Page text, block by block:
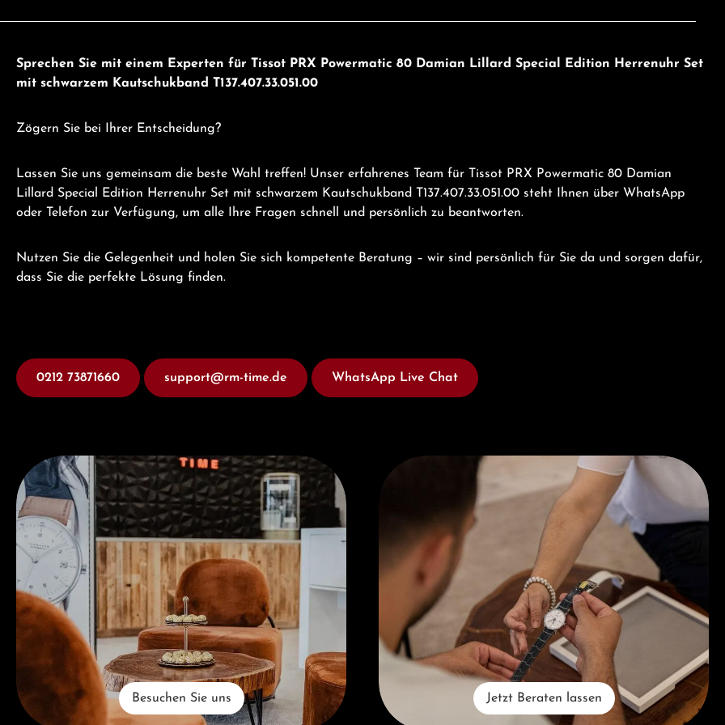
Sprechen Sie mit einem Experten für Tissot PRX Powermatic 80 Damian Lillard Special Edition Herrenuhr Set
mit schwarzem Kautschukband T137.407.33.051.00
Zögern Sie bei Ihrer Entscheidung?
Lassen Sie uns gemeinsam die beste Wahl treffen! Unser erfahrenes Team für Tissot PRX Powermatic 80 Damian
Lillard Special Edition Herrenuhr Set mit schwarzem Kautschukband T137.407.33.051.00 steht Ihnen über WhatsApp
oder Telefon zur Verfügung, um alle Ihre Fragen schnell und persönlich zu beantworten.
Nutzen Sie die Gelegenheit und holen Sie sich kompetente Beratung – wir sind persönlich für Sie da und sorgen dafür,
dass Sie die perfekte Lösung finden.
0212 73871660 support@rm-time.de WhatsApp Live Chat
Besuchen Sie uns
Besuchen Sie uns
Jetzt Beraten lassen
Jetzt Beraten lassen